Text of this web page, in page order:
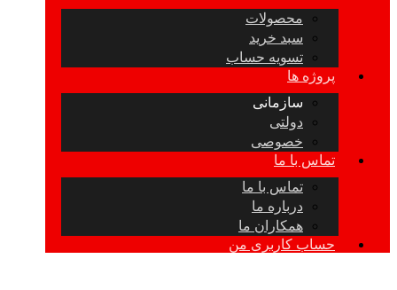
محصولات
سبد خرید
تسویه حساب
پروژه ها
سازمانی
دولتی
خصوصی
تماس با ما
تماس با ما
درباره ما
همکاران ما
حساب کاربری من